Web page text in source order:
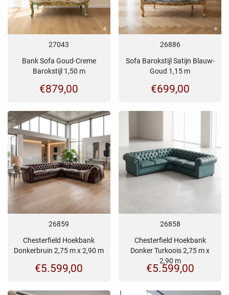
27043
Bank Sofa Goud-Creme
Barokstijl 1,50 m
€879,00
26886
Sofa Barokstijl Satijn Blauw-
Goud 1,15 m
€699,00
26859
Chesterfield Hoekbank
Donkerbruin 2,75 m x 2,90 m
€5.599,00
26858
Chesterfield Hoekbank
Donker Turkoois 2,75 m x
2,90 m
€5.599,00